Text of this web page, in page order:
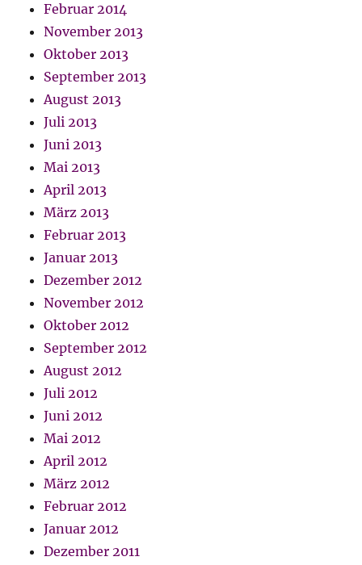
Februar 2014
November 2013
Oktober 2013
September 2013
August 2013
Juli 2013
Juni 2013
Mai 2013
April 2013
März 2013
Februar 2013
Januar 2013
Dezember 2012
November 2012
Oktober 2012
September 2012
August 2012
Juli 2012
Juni 2012
Mai 2012
April 2012
März 2012
Februar 2012
Januar 2012
Dezember 2011